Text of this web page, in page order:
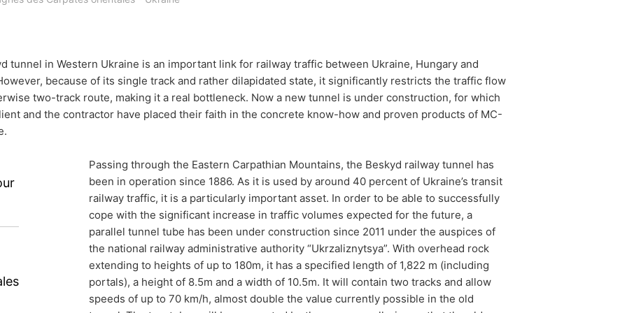
tunnel
pour une
trafic
Ukraine is an important link for
Hungary and Slovakia. Because of
restricts the traffic flow of the
tunnel in Western Ukraine is an important link for railway traffic between Ukraine, Hungary and
because of its single track and rather dilapidated state, it significantly restricts the traffic flow
two-track route, making it a real bottleneck. Now a new tunnel is under construction, for which
and the contractor have placed their faith in the concrete know-how and proven products of MC-
Passing through the Eastern Carpathian Mountains, the Beskyd railway tunnel has
been in operation since 1886. As it is used by around 40 percent of Ukraine’s transit
railway traffic, it is a particularly important asset. In order to be able to successfully
cope with the significant increase in traffic volumes expected for the future, a
parallel tunnel tube has been under construction since 2011 under the auspices of
the national railway administrative authority “Ukrzaliznytsya”. With overhead rock
extending to heights of up to 180m, it has a specified length of 1,822 m (including
portals), a height of 8.5m and a width of 10.5m. It will contain two tracks and allow
speeds of up to 70 km/h, almost double the value currently possible in the old
cela ne sera fait que dans la mesure où cela est techniquement possible.
le droit de faire corriger, bloquer ou supprimer ces données.